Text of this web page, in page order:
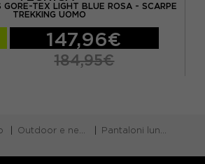
GORE-TEX LIGHT BLUE ROSA - SCARPE
TREKKING UOMO
147,96€
184,95€
Outdoor e neve
Pantaloni lunghi trekking